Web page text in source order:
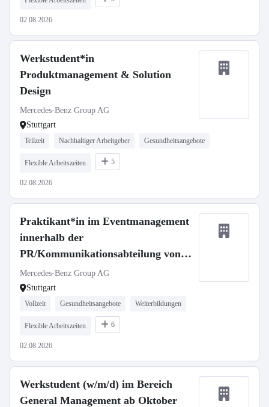
02.08.2026
Werkstudent*in
Produktmanagement & Solution
Design
Mercedes-Benz Group AG
Stuttgart
Teilzeit Nachhaltiger Arbeitgeber Gesundheitsangebote
Flexible Arbeitszeiten 5
02.08.2026
Praktikant*in im Eventmanagement
innerhalb der
PR/Kommunikationsabteilung von
Mercedes-Benz Vans (Pflicht-
Praktikum)
Mercedes-Benz Group AG
Stuttgart
Vollzeit Gesundheitsangebote Weiterbildungen
Flexible Arbeitszeiten 6
02.08.2026
Werkstudent (w/m/d) im Bereich
General Management ab Oktober